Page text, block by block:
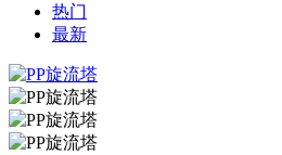
热门
最新